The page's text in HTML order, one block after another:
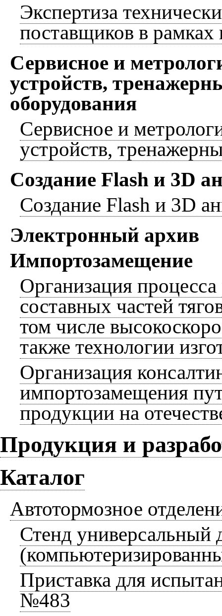
Экспертиза
поставщиков в
Сервисное и
устройств,
оборудования
Сервисное и
устройств,
Создание Flash и 3D
Создание Flash и 3D
Электронный архив
Импортозамещение
Организация
составных частей
том числе
также технологии
Организация
импортозамещения
продукции на
Продукция и
Каталог
Автотормозное
Стенд универсальный
Приставка для
№483